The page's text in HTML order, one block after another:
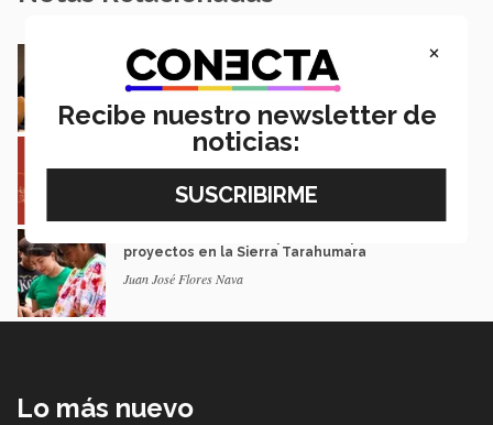
En la ONU: mexicana y EXATEC representó en
Nueva York a la juventud
Loretta Mariaud y Carlos González
Entre miles: mexicana gana beca de maestría
Natalia Croda
proyectos en la Sierra Tarahumara
Juan José Flores Nava
Lo más nuevo
×
Recibe nuestro newsletter de
noticias: